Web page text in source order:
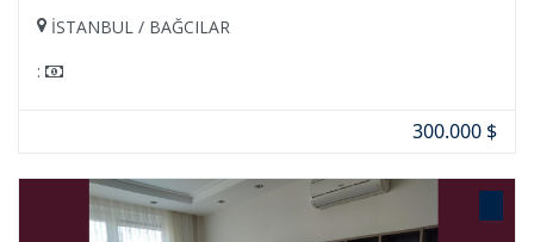
İSTANBUL / BAĞCILAR
:
300.000 $